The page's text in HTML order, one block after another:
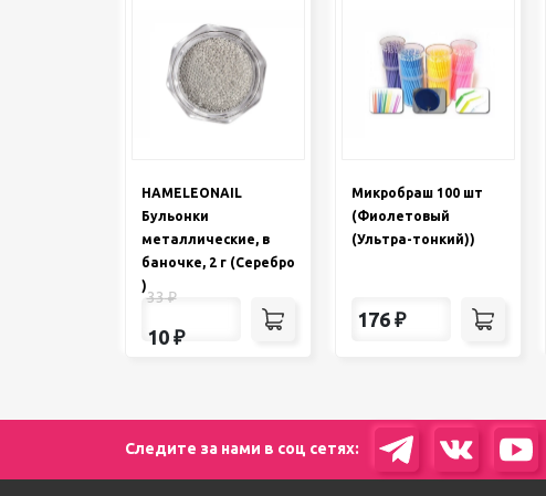
HAMELEONAIL
Бульонки
металлические, в
баночке, 2 г (Серебро
)
33₽
10 ₽
Микробраш 100 шт
(Фиолетовый
(Ультра-тонкий))
176 ₽
Следите за нами в соц сетях: